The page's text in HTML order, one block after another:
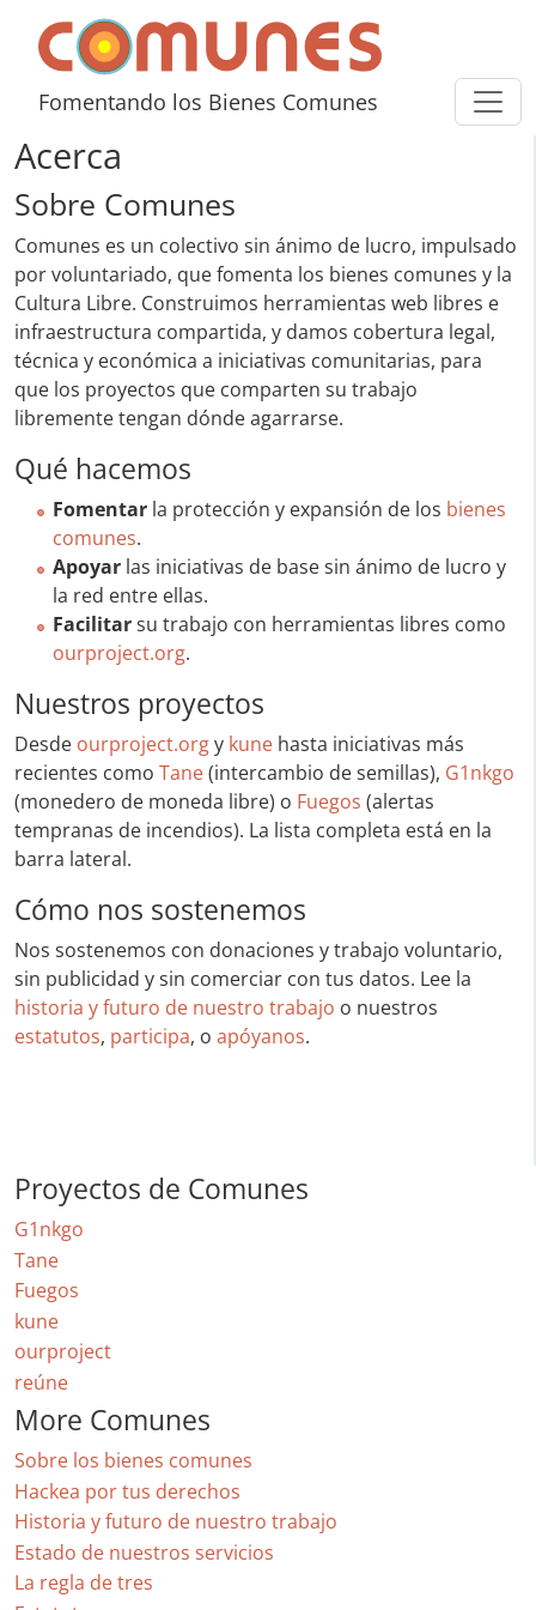
Skip to content
Comunes
Fomentando los Bienes Comunes
Acerca
Sobre Comunes
Comunes es un colectivo sin ánimo de lucro, impulsado
por voluntariado, que fomenta los bienes comunes y la
Cultura Libre. Construimos herramientas web libres e
infraestructura compartida, y damos cobertura legal,
técnica y económica a iniciativas comunitarias, para
que los proyectos que comparten su trabajo
libremente tengan dónde agarrarse.
Qué hacemos
Fomentar la protección y expansión de los bienes
comunes.
Apoyar las iniciativas de base sin ánimo de lucro y
la red entre ellas.
Facilitarsu trabajo con herramientas libres como
ourproject.org.
Nuestros proyectos
Desde ourproject.orgy kune hasta iniciativas más
recientes como Tane(intercambio de semillas), G1nkgo
(monedero de moneda libre) o Fuegos (alertas
tempranas de incendios). La lista completa está en la
barra lateral.
Cómo nos sostenemos
Nos sostenemos con donaciones y trabajo voluntario,
sin publicidad y sin comerciar con tus datos. Lee la
historia y futuro de nuestro trabajo o nuestros
estatutos, participa, o apóyanos.
Proyectos de Comunes
G1nkgo
Tane
Fuegos
kune
ourproject
reúne
More Comunes
Sobre los bienes comunes
Hackea por tus derechos
Historia y futuro de nuestro trabajo
Estado de nuestros servicios
La regla de tres